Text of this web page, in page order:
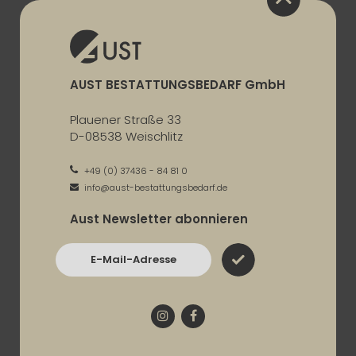
AUST BESTATTUNGSBEDARF GmbH
Plauener Straße 33
D-08538 Weischlitz
+49 (0) 37436 - 84 81 0
info@aust-bestattungsbedarf.de
Aust Newsletter abonnieren
E-Mail-Adresse
InstagramFacebook